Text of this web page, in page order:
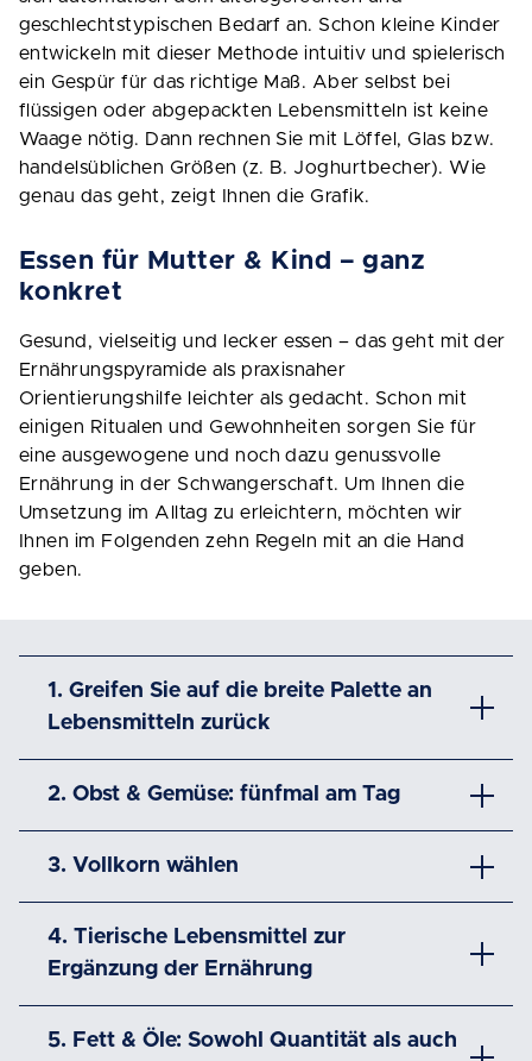
geschlechtstypischen Bedarf an. Schon kleine Kinder
entwickeln mit dieser Methode intuitiv und spielerisch
ein Gespür für das richtige Maß. Aber selbst bei
flüssigen oder abgepackten Lebensmitteln ist keine
Waage nötig. Dann rechnen Sie mit Löffel, Glas bzw.
handelsüblichen Größen (z. B. Joghurtbecher). Wie
genau das geht, zeigt Ihnen die Grafik.
Essen für Mutter & Kind – ganz
konkret
Gesund, vielseitig und lecker essen – das geht mit der
Ernährungspyramide als praxisnaher
Orientierungshilfe leichter als gedacht. Schon mit
einigen Ritualen und Gewohnheiten sorgen Sie für
eine ausgewogene und noch dazu genussvolle
Ernährung in der Schwangerschaft. Um Ihnen die
Umsetzung im Alltag zu erleichtern, möchten wir
Ihnen im Folgenden zehn Regeln mit an die Hand
geben.
1. Greifen Sie auf die breite Palette an
Lebensmitteln zurück
2. Obst & Gemüse: fünfmal am Tag
3. Vollkorn wählen
4. Tierische Lebensmittel zur
Ergänzung der Ernährung
5. Fett & Öle: Sowohl Quantität als auch